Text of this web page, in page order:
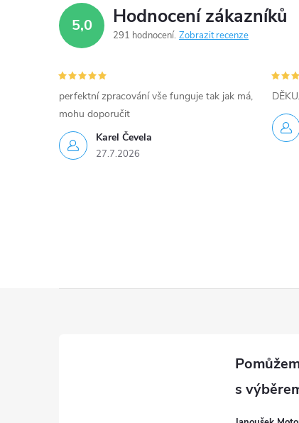
r
k
y
v
u
5,0 Hodnocení zákazníků
291 hodnocení Zobrazit recenze
Karel Čevela
27.7.2026
perfektní zpracování vše funguje tak jak má,
mohu doporučit